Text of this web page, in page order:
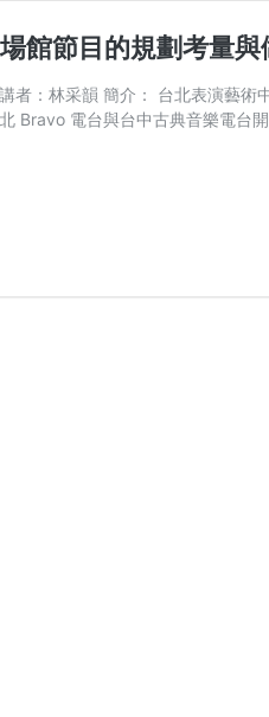
館節目的規劃考量與
者：林采韻 簡介： 台北表演藝術
Bravo 電台與台中古典音樂電台